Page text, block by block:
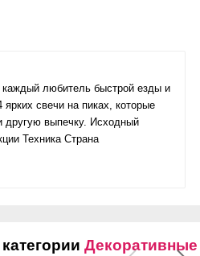
любитель быстрой езды и
ярких свечи на пиках, которые
другую выпечку. Исходный
Техника Страна
Декоративные